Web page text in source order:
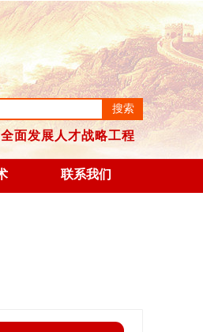
全面发展人才战略工程
年08月06日 21:08:10
搜索
联系我们